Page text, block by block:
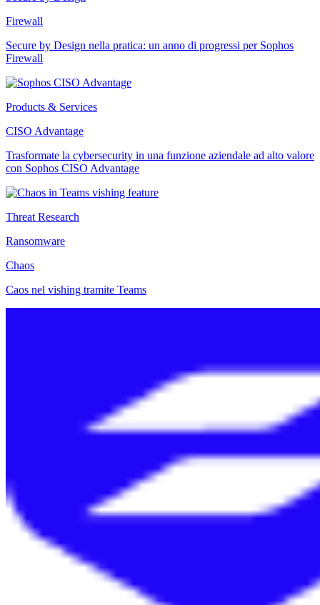
Firewall
Secure by Design nella pratica: un anno di progressi per Sophos
Firewall
Products & Services
CISO Advantage
Trasformate la cybersecurity in una funzione aziendale ad alto valore
con Sophos CISO Advantage
Threat Research
Ransomware
Chaos
Caos nel vishing tramite Teams